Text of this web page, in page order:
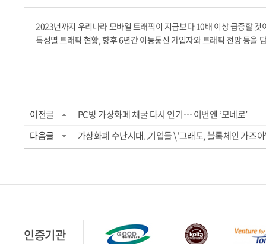
2023년까지 우리나라 모바일 트래픽이 지금보다 10배 이상 급증할
특성별 트래픽 현황, 향후 6년간 이동통신 가입자와 트래픽 전망
이전글
PC방 가상화폐 채굴 다시 인기… 이번엔 ‘모네로’
다음글
가상화폐 수난시대..기업들 \'그래도, 블록체인 가즈
인증기관